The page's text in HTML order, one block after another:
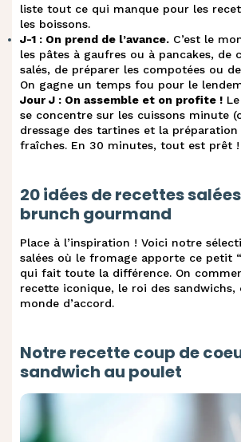
.
Gaufres salées à la crème et
frais
.
Banana bread aux myrtilles et
frais
. Banana bread, glaçage au
.
Bol de fruits aux céréales et
frais
.
Tartines aux figues, miel et
frais
Brunch des beaux jours au
. Smoothie aux fruits et fromage
liste tout ce qui manque pour les
les boissons.
J-1 : On prend de l’avance. C’est le
les pâtes à gaufres ou à pancakes, de
salés, de préparer les compotées ou
On gagne un temps fou pour le
Jour J : On assemble et on profite !
se concentre sur les cuissons minute
dressage des tartines et la préparation
fraîches. En 30 minutes, tout est prêt !
20 idées de recettes
brunch gourmand
Place à l’inspiration ! Voici notre
salées où le fromage apporte ce petit
qui fait toute la différence. On
recette iconique, le roi des
monde d’accord.
Notre recette coup de
sandwich au poulet